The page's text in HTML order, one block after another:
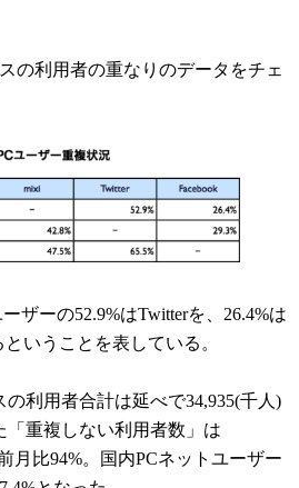
の利用者の重なりのデータをチェ
ザーの52.9%はTwitterを、26.4%は
いうことを表している。
利用者合計は延べで34,935(千人)
「重複しない利用者数」は
月比94%。国内PCネットユーザー